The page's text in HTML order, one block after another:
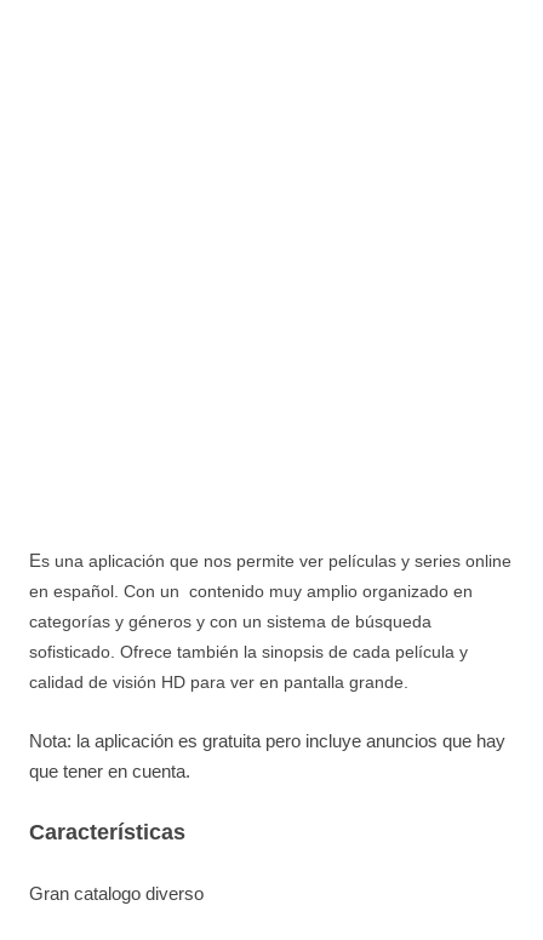
Es una aplicación que nos permite ver películas y series online
en español. Con un contenido muy amplio organizado en
categorías y géneros y con un sistema de búsqueda
sofisticado. Ofrece también la sinopsis de cada película y
calidad de visión HD para ver en pantalla grande.
Nota: la aplicación es gratuita pero incluye anuncios que hay
que tener en cuenta.
Características
Gran catalogo diverso